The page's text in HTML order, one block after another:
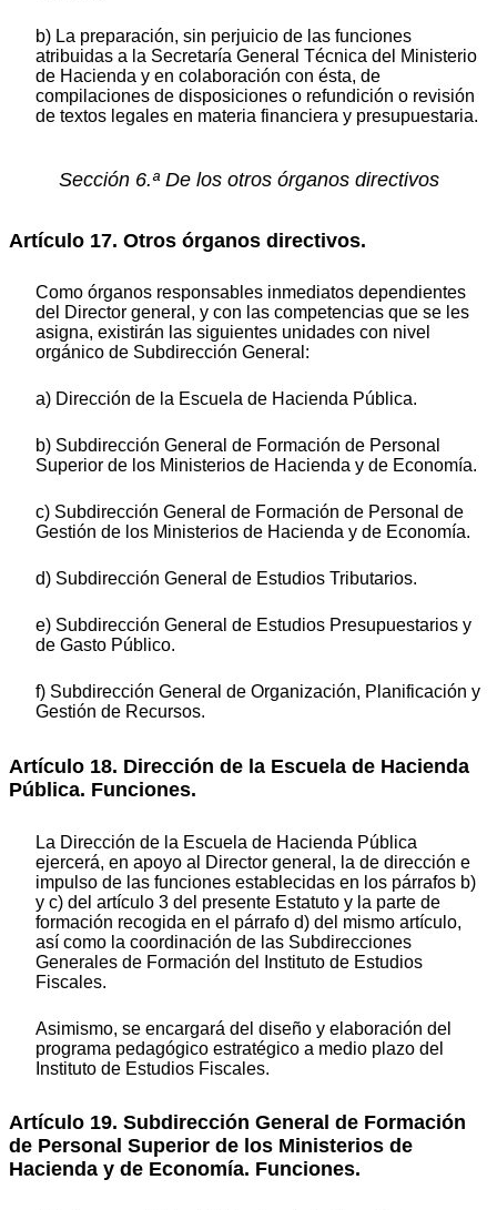
b) La preparación, sin perjuicio de las funciones
atribuidas a la Secretaría General Técnica del Ministerio
de Hacienda y en colaboración con ésta, de
compilaciones de disposiciones o refundición o revisión
de textos legales en materia financiera y presupuestaria.
Sección 6.ª De los otros órganos directivos
Artículo 17. Otros órganos directivos.
Como órganos responsables inmediatos dependientes
del Director general, y con las competencias que se les
asigna, existirán las siguientes unidades con nivel
orgánico de Subdirección General:
a) Dirección de la Escuela de Hacienda Pública.
b) Subdirección General de Formación de Personal
Superior de los Ministerios de Hacienda y de Economía.
c) Subdirección General de Formación de Personal de
Gestión de los Ministerios de Hacienda y de Economía.
d) Subdirección General de Estudios Tributarios.
e) Subdirección General de Estudios Presupuestarios y
de Gasto Público.
f) Subdirección General de Organización, Planificación y
Gestión de Recursos.
Artículo 18. Dirección de la Escuela de Hacienda
Pública. Funciones.
La Dirección de la Escuela de Hacienda Pública
ejercerá, en apoyo al Director general, la de dirección e
impulso de las funciones establecidas en los párrafos b)
y c) del artículo 3 del presente Estatuto y la parte de
formación recogida en el párrafo d) del mismo artículo,
así como la coordinación de las Subdirecciones
Generales de Formación del Instituto de Estudios
Fiscales.
Asimismo, se encargará del diseño y elaboración del
programa pedagógico estratégico a medio plazo del
Instituto de Estudios Fiscales.
Artículo 19. Subdirección General de Formación
de Personal Superior de los Ministerios de
Hacienda y de Economía. Funciones.